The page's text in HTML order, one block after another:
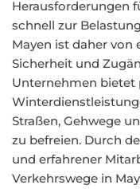
Herausforderungen
schnell zur
Mayen ist daher
Sicherheit und
Unternehmen bietet
Straßen, Gehwege
zu befreien. Durch
und erfahrener
Verkehrswege in